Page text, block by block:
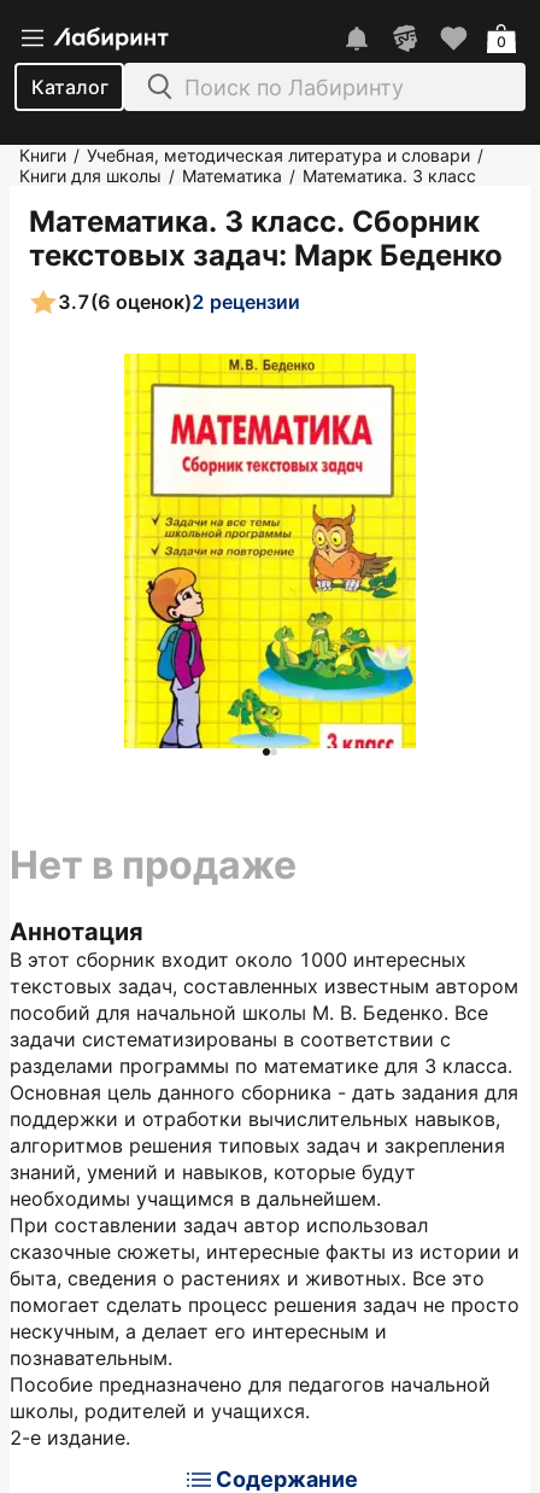
Каталог
0
Книги / Учебная, методическая литература и словари /
Книги для школы / Математика / Математика. 3 класс
Математика. 3 класс. Сборник
текстовых задач: Марк Беденко
3.7(6 оценок)2 рецензии
Аннотация
В этот сборник входит около 1000 интересных
текстовых задач, составленных известным автором
пособий для начальной школы М. В. Беденко. Все
задачи систематизированы в соответствии с
разделами программы по математике для 3 класса.
Основная цель данного сборника - дать задания для
поддержки и отработки вычислительных навыков,
алгоритмов решения типовых задач и закрепления
знаний, умений и навыков, которые будут
необходимы учащимся в дальнейшем.
При составлении задач автор использовал
сказочные сюжеты, интересные факты из истории и
быта, сведения о растениях и животных. Все это
помогает сделать процесс решения задач не просто
нескучным, а делает его интересным и
познавательным.
Пособие предназначено для педагогов начальной
школы, родителей и учащихся.
2-е издание.
Содержание
Нет в продаже